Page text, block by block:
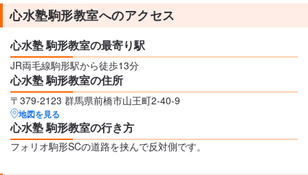
心水塾駒形教室へのアクセス
心水塾 駒形教室の最寄り駅
JR両毛線駒形駅から徒歩13分
心水塾 駒形教室の住所
〒379-2123 群馬県前橋市山王町2-40-9
地図を見る
心水塾 駒形教室の行き方
フォリオ駒形SCの道路を挟んで反対側です。